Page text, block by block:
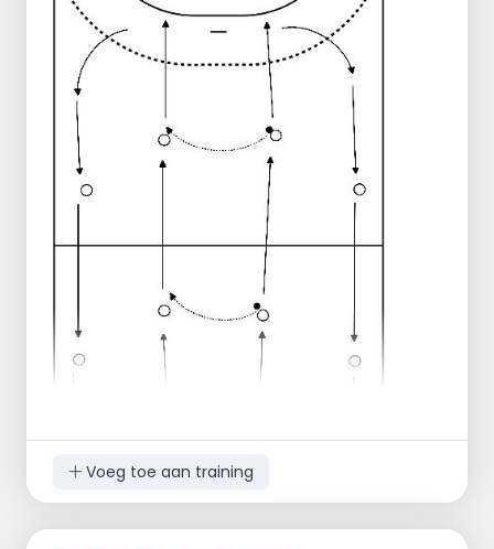
over de middellijn heen.
Voeg toe aan training